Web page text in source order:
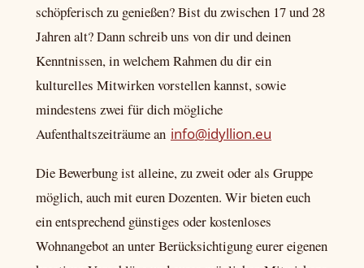
schöpferisch zu genießen? Bist du zwischen 17 und 28
Jahren alt? Dann schreib uns von dir und deinen
Kenntnissen, in welchem Rahmen du dir ein
kulturelles Mitwirken vorstellen kannst, sowie
mindestens zwei für dich mögliche
Aufenthaltszeiträume an info@idyllion.eu
Die Bewerbung ist alleine, zu zweit oder als Gruppe
möglich, auch mit euren Dozenten. Wir bieten euch
ein entsprechend günstiges oder kostenloses
Wohnangebot an unter Berücksichtigung eurer eigenen